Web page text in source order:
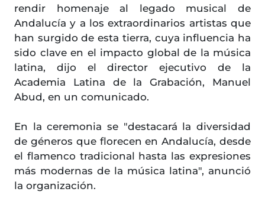
rendir homenaje al legado musical de
Andalucía y a los extraordinarios artistas que
han surgido de esta tierra, cuya influencia ha
sido clave en el impacto global de la música
latina, dijo el director ejecutivo de la
Academia Latina de la Grabación, Manuel
Abud, en un comunicado.
En la ceremonia se "destacará la diversidad
de géneros que florecen en Andalucía, desde
el flamenco tradicional hasta las expresiones
más modernas de la música latina", anunció
la organización.